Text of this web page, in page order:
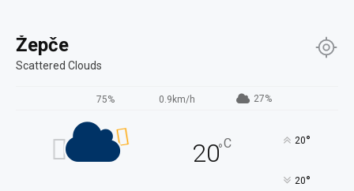
Žepče
Scattered Clouds
75% 0.9km/h 27%
20°C 20°
20°